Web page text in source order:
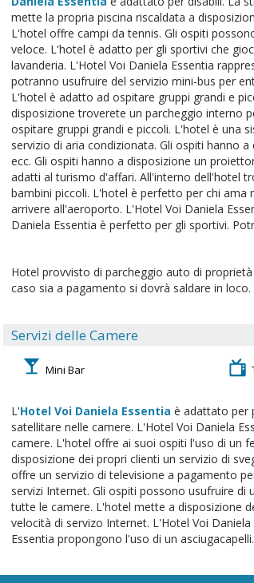
mette la propria piscina riscaldata a
L'hotel offre campi da tennis. Gli ospiti
veloce. L'hotel è adatto per gli sportivi che
lavanderia. L'Hotel Voi Daniela Essentia
potranno usufruire del servizio mini-bus per
L'hotel è adatto ad ospitare gruppi grandi e
disposizione troverete un parcheggio interno
ospitare gruppi grandi e piccoli. L'hotel è una
servizio di aria condizionata. Gli ospiti hanno
ecc. Gli ospiti hanno a disposizione un
adatti al turismo d'affari. All'interno dell'hotel
bambini piccoli. L'hotel è perfetto per chi
arrivere all'aeroporto. L'Hotel Voi Daniela
Daniela Essentia è perfetto per gli sportivi.
Hotel provvisto di parcheggio auto di
caso sia a pagamento si dovrà saldare in loco.
Servizi delle Camere
Mini Bar
L'Hotel Voi Daniela Essentia è adattato per
satellitare nelle camere. L'Hotel Voi Daniela
camere. L'hotel offre ai suoi ospiti l'uso di un
disposizione dei propri clienti un servizio di
offre un servizio di televisione a pagamento
servizi Internet. Gli ospiti possono usufruire
tutte le camere. L'hotel mette a disposizione
velocità di servizo Internet. L'Hotel Voi
Essentia propongono l'uso di un asciugacapelli.